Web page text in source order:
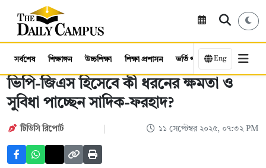
সর্বশেষ শিক্ষাঙ্গন উচ্চশিক্ষা শিক্ষা প্রশাসন ভর্তি পরীক্ষা কর্মসংস্থান
Eng
ভিপি-জিএস হিসেবে কী ধরনের ক্ষমতা ও
সুবিধা পাচ্ছেন সাদিক-ফরহাদ?
টিডিসি রিপোর্ট ১১ সেপ্টেম্বর ২০২৫, ০৭:৩২ PM